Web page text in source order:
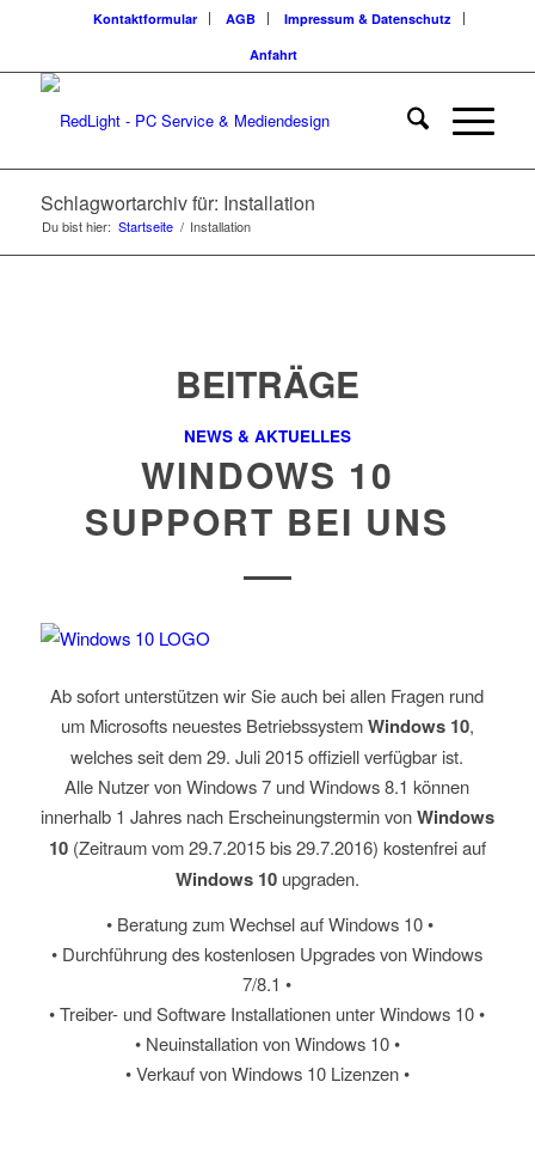
Kontaktformular AGB
Impressum & Datenschutz
Anfahrt
Schlagwortarchiv für: Installation
Du bist hier: Startseite / Installation
BEITRÄGE
NEWS & AKTUELLES
WINDOWS 10
SUPPORT BEI UNS
Ab sofort unterstützen wir Sie auch bei allen Fragen rund
um Microsofts neuestes BetriebssystemWindows 10,
welches seit dem 29. Juli 2015 offiziell verfügbar ist.
Alle Nutzer von Windows 7 und Windows 8.1 können
innerhalb 1 Jahres nach Erscheinungstermin vonWindows
10(Zeitraum vom 29.7.2015 bis 29.7.2016) kostenfrei auf
Windows 10upgraden.
• Beratung zum Wechsel auf Windows 10 •
• Durchführung des kostenlosen Upgrades von Windows
7/8.1 •
• Treiber- und Software Installationen unter Windows 10 •
• Neuinstallation von Windows 10 •
• Verkauf von Windows 10 Lizenzen •